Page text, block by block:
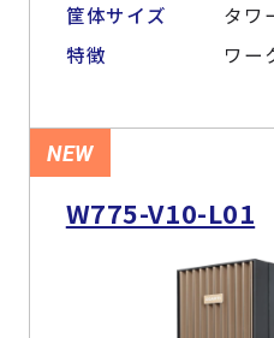
筐体サイズ
タワ
特徴
ワー
NEW
W775-V10-L01